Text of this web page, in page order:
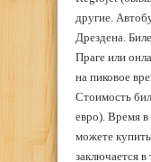
другие.
Дрездена.
Праге или
на пиковое
Стоимость
евро). Время
можете
заключается